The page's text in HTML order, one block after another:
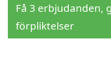
Få 3 erbjudanden,
förpliktelser